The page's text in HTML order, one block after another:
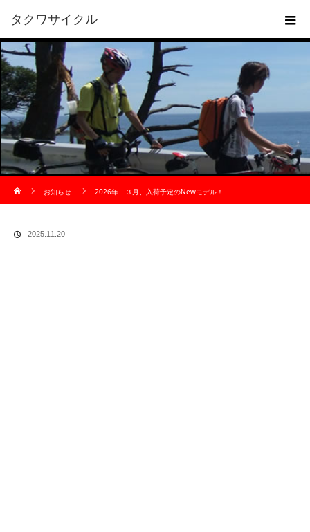
タクワサイクル
お知らせ
2026年 ３月、入荷予定のNewモデル！
2025.11.20